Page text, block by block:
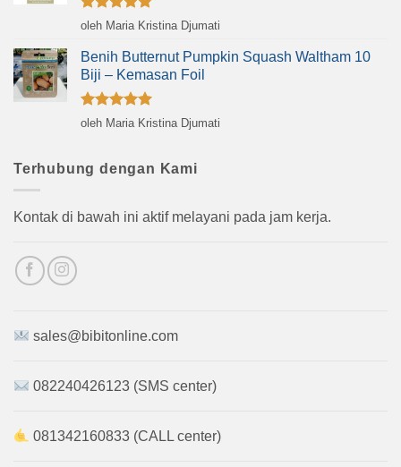
Dinilai5
oleh Maria Kristina Djumati
Benih Butternut Pumpkin Squash Waltham 10
Biji – Kemasan Foil
Dinilai5
oleh Maria Kristina Djumati
Terhubung dengan Kami
Kontak di bawah ini aktif melayani pada jam kerja.
sales@bibitonline.com
082240426123 (SMS center)
081342160833 (CALL center)